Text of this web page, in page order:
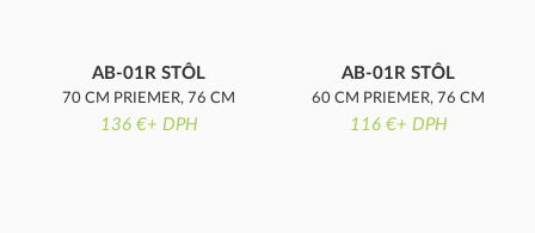
AB-01R STÔL
70 CM PRIEMER, 76 CM
VÝŠKA, KOMPAKTNÁ
136 €+ DPH
AB-01R STÔL
60 CM PRIEMER, 76 CM
VÝŠKA, KOMPAKTNÁ
116 €+ DPH